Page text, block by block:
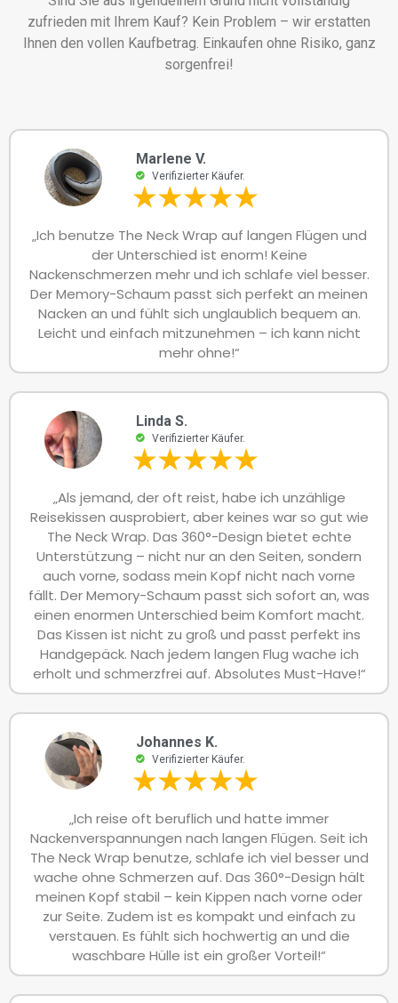
zufrieden mit Ihrem Kauf? Kein Problem – wir erstatten
Ihnen den vollen Kaufbetrag. Einkaufen ohne Risiko, ganz
sorgenfrei!
Marlene V.
Verifizierter Käufer.
„Ich benutze The Neck Wrap auf langen Flügen und
der Unterschied ist enorm! Keine
Nackenschmerzen mehr und ich schlafe viel besser.
Der Memory-Schaum passt sich perfekt an meinen
Nacken an und fühlt sich unglaublich bequem an.
Leicht und einfach mitzunehmen – ich kann nicht
mehr ohne!“
Linda S.
Verifizierter Käufer.
„Als jemand, der oft reist, habe ich unzählige
Reisekissen ausprobiert, aber keines war so gut wie
The Neck Wrap. Das 360°-Design bietet echte
Unterstützung – nicht nur an den Seiten, sondern
auch vorne, sodass mein Kopf nicht nach vorne
fällt. Der Memory-Schaum passt sich sofort an, was
einen enormen Unterschied beim Komfort macht.
Das Kissen ist nicht zu groß und passt perfekt ins
Handgepäck. Nach jedem langen Flug wache ich
erholt und schmerzfrei auf. Absolutes Must-Have!“
Johannes K.
Verifizierter Käufer.
„Ich reise oft beruflich und hatte immer
Nackenverspannungen nach langen Flügen. Seit ich
The Neck Wrap benutze, schlafe ich viel besser und
wache ohne Schmerzen auf. Das 360°-Design hält
meinen Kopf stabil – kein Kippen nach vorne oder
zur Seite. Zudem ist es kompakt und einfach zu
verstauen. Es fühlt sich hochwertig an und die
waschbare Hülle ist ein großer Vorteil!“